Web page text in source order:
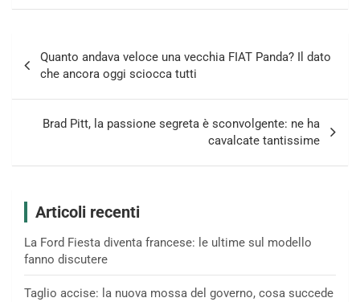
articoli
Quanto andava veloce una vecchia FIAT Panda? Il dato
che ancora oggi sciocca tutti
Brad Pitt, la passione segreta è sconvolgente: ne ha
cavalcate tantissime
Articoli recenti
La Ford Fiesta diventa francese: le ultime sul modello
fanno discutere
Taglio accise: la nuova mossa del governo, cosa succede